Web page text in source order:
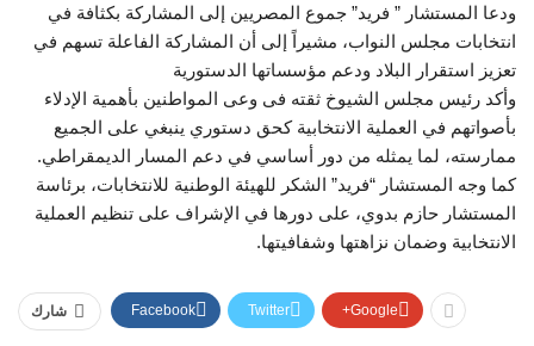
ودعا المستشار ” فريد” جموع المصريين إلى المشاركة بكثافة في
انتخابات مجلس النواب، مشيراً إلى أن المشاركة الفاعلة تسهم في
تعزيز استقرار البلاد ودعم مؤسساتها الدستورية
وأكد رئيس مجلس الشيوخ ثقته فى وعى المواطنين بأهمية الإدلاء
بأصواتهم في العملية الانتخابية كحق دستوري ينبغي على الجميع
ممارسته، لما يمثله من دور أساسي في دعم المسار الديمقراطي.
كما وجه المستشار “فريد” الشكر للهيئة الوطنية للانتخابات، برئاسة
المستشار حازم بدوي، على دورها في الإشراف على تنظيم العملية
الانتخابية وضمان نزاهتها وشفافيتها.
شارك Facebook Twitter Google+